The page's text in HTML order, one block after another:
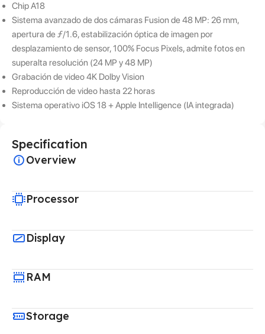
Chip A18
Sistema avanzado de dos cámaras Fusion de 48 MP: 26 mm,
apertura de ƒ/1.6, estabilización óptica de imagen por
desplazamiento de sensor, 100% Focus Pixels, admite fotos en
superalta resolución (24 MP y 48 MP)
Grabación de video 4K Dolby Vision
Reproducción de video hasta 22 horas
Sistema operativo iOS 18 + Apple Intelligence (IA integrada)
Specification
Overview
Processor
Display
RAM
Storage